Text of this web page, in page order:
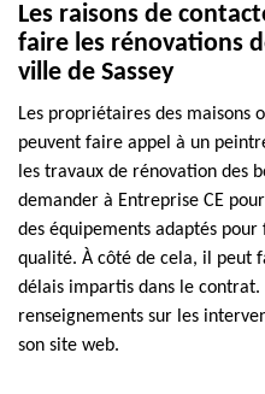
Les raisons de
faire les rénovations
ville de Sassey
Les propriétaires des maisons
peuvent faire appel à un
les travaux de rénovation des
demander à Entreprise CE
des équipements adaptés
qualité. À côté de cela, il peut
délais impartis dans le contrat.
renseignements sur les
son site web.